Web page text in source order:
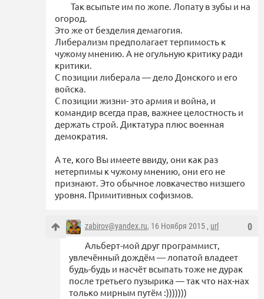
Так всыпьте им по жопе. Лопату в зубы и на
огород.
Это же от безделия демагогия.
Либерализм предполагает терпимость к
чужому мнению. А не огульную критику ради
критики.
С позиции либерала — дело Донского и его
войска.
С позиции жизни- это армия и война, и
командир всегда прав, важнее целостность и
держать строй. Диктатура плюс военная
демократия.
А те, кого Вы имеете ввиду, они как раз
нетерпимы к чужому мнению, они его не
признают. Это обычное ловкачество низшего
уровня. Примитивных софизмов.
0
zabirov@yandex.ru, 16 Ноября 2015 , url
Альберт-мой друг программист,
увлечённый дождём — лопатой владеет
будь-будь и насчёт всыпать тоже не дурак
после третьего пузырика — так что нах-нах
только мирным путём :)))))))